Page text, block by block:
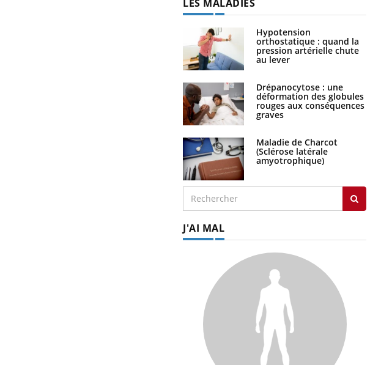
LES MALADIES
Hypotension
orthostatique : quand la
pression artérielle chute
au lever
Drépanocytose : une
déformation des globules
rouges aux conséquences
graves
Maladie de Charcot
(Sclérose latérale
amyotrophique)
J'AI MAL